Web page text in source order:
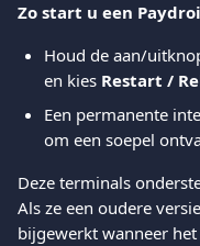
Zo start u een
Houd de aan/
en kies Restart /
Een permanente
om een soepel
Deze terminals
Als ze een oudere
bijgewerkt wanneer